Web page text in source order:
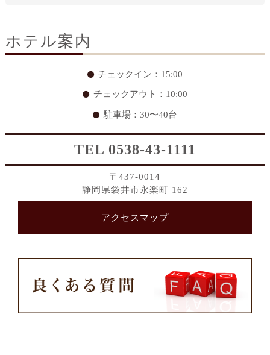
ホテル案内
チェックイン：15:00
チェックアウト：10:00
駐車場：30〜40台
TEL 0538-43-1111
〒437-0014
静岡県袋井市永楽町 162
アクセスマップ